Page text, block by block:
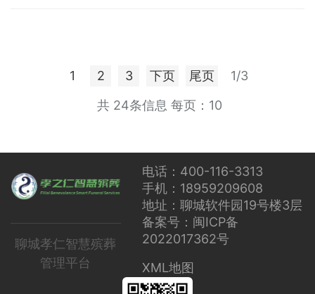
硬件解决方案上的显著进步。然而，与此同时，在大
1 2 3 下页 尾页
1/3
每页：10
共 24条信息
聊城孝仁智慧殡葬
管理平台
电话：400-116-3313
手机：18959209608
地址：聊城软件园19号楼3层
备案号：闽ICP备
2022017362号
XML地图